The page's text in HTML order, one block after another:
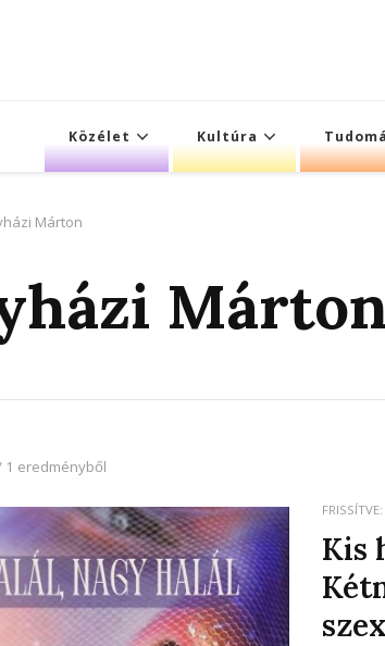
Közélet Kultúra
Márton
1 eredményből
FRISSÍTVE:
Kis